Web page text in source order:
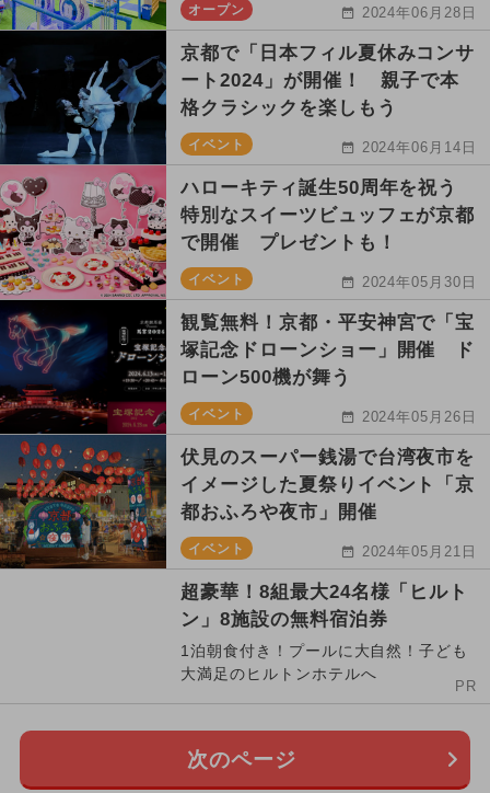
オープン 2024年06月28日
京都で「日本フィル夏休みコンサ
ート2024」が開催！ 親子で本
格クラシックを楽しもう
イベント 2024年06月14日
ハローキティ誕生50周年を祝う
特別なスイーツビュッフェが京都
で開催 プレゼントも！
イベント 2024年05月30日
観覧無料！京都・平安神宮で「宝
塚記念ドローンショー」開催 ド
ローン500機が舞う
イベント 2024年05月26日
伏見のスーパー銭湯で台湾夜市を
イメージした夏祭りイベント「京
都おふろや夜市」開催
イベント 2024年05月21日
超豪華！8組最大24名様「ヒルト
ン」8施設の無料宿泊券
1泊朝食付き！プールに大自然！子ども
大満足のヒルトンホテルへ
PR
次のページ